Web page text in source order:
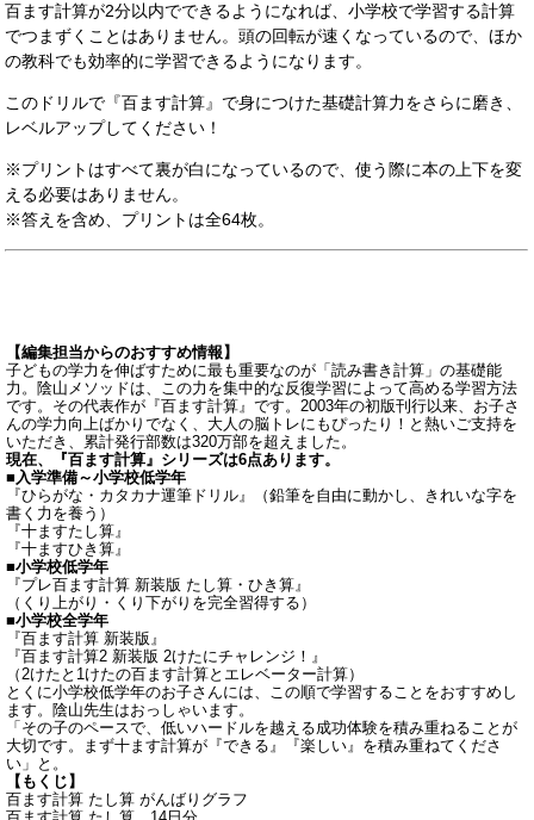
百ます計算が2分以内でできるようになれば、小学校で学習する計算
でつまずくことはありません。頭の回転が速くなっているので、ほか
の教科でも効率的に学習できるようになります。
このドリルで『百ます計算』で身につけた基礎計算力をさらに磨き、
レベルアップしてください！
※プリントはすべて裏が白になっているので、使う際に本の上下を変
える必要はありません。
※答えを含め、プリントは全64枚。
【編集担当からのおすすめ情報】
子どもの学力を伸ばすために最も重要なのが「読み書き計算」の基礎能
力。陰山メソッドは、この力を集中的な反復学習によって高める学習方法
です。その代表作が『百ます計算』です。2003年の初版刊行以来、お子さ
んの学力向上ばかりでなく、大人の脳トレにもぴったり！と熱いご支持を
いただき、累計発行部数は320万部を超えました。
現在、『百ます計算』シリーズは6点あります。
■入学準備～小学校低学年
『ひらがな・カタカナ運筆ドリル』（鉛筆を自由に動かし、きれいな字を
書く力を養う）
『十ますたし算』
『十ますひき算』
■小学校低学年
『プレ百ます計算 新装版 たし算・ひき算』
（くり上がり・くり下がりを完全習得する）
■小学校全学年
『百ます計算 新装版』
『百ます計算2 新装版 2けたにチャレンジ！』
（2けたと1けたの百ます計算とエレベーター計算）
とくに小学校低学年のお子さんには、この順で学習することをおすすめし
ます。陰山先生はおっしゃいます。
「その子のペースで、低いハードルを越える成功体験を積み重ねることが
大切です。まず十ます計算が『できる』『楽しい』を積み重ねてくださ
い」と。
【もくじ】
百ます計算 たし算 がんばりグラフ